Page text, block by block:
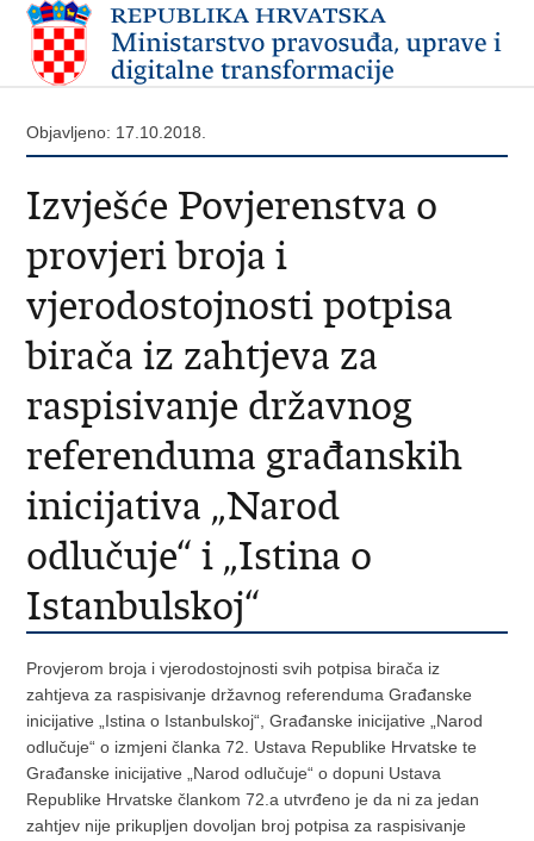
Objavljeno: 17.10.2018.
Izvješće Povjerenstva o
provjeri broja i
vjerodostojnosti potpisa
birača iz zahtjeva za
raspisivanje državnog
referenduma građanskih
inicijativa „Narod
odlučuje“ i „Istina o
Istanbulskoj“
Provjerom broja i vjerodostojnosti svih potpisa birača iz
zahtjeva za raspisivanje državnog referenduma Građanske
inicijative „Istina o Istanbulskoj“, Građanske inicijative „Narod
odlučuje“ o izmjeni članka 72. Ustava Republike Hrvatske te
Građanske inicijative „Narod odlučuje“ o dopuni Ustava
Republike Hrvatske člankom 72.a utvrđeno je da ni za jedan
zahtjev nije prikupljen dovoljan broj potpisa za raspisivanje